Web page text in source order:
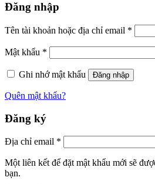
Đăng nhập
Tên tài khoản hoặc địa chỉ email *
Mật khẩu *
Ghi nhớ mật khẩu Đăng nhập
Quên mật khẩu?
Đăng ký
Địa chỉ email *
Một liên kết để đặt mật khẩu mới sẽ
bạn.